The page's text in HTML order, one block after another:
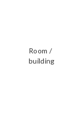
Room /
building